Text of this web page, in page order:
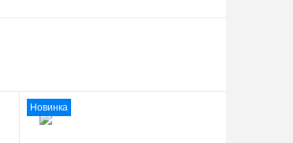
Новинка